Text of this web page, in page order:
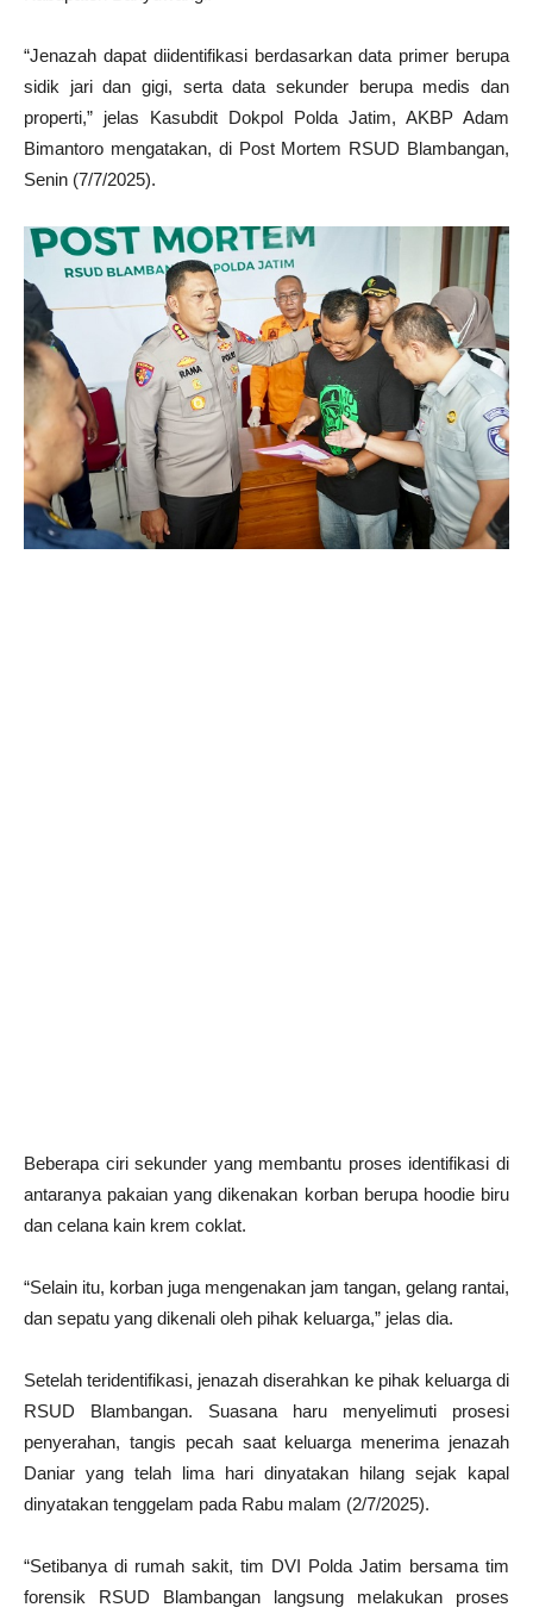
“Jenazah dapat diidentifikasi berdasarkan data primer berupa
sidik jari dan gigi, serta data sekunder berupa medis dan
properti,” jelas Kasubdit Dokpol Polda Jatim, AKBP Adam
Bimantoro mengatakan, di Post Mortem RSUD Blambangan,
Senin (7/7/2025).
Beberapa ciri sekunder yang membantu proses identifikasi di
antaranya pakaian yang dikenakan korban berupa hoodie biru
dan celana kain krem coklat.
“Selain itu, korban juga mengenakan jam tangan, gelang rantai,
dan sepatu yang dikenali oleh pihak keluarga,” jelas dia.
Setelah teridentifikasi, jenazah diserahkan ke pihak keluarga di
RSUD Blambangan. Suasana haru menyelimuti prosesi
penyerahan, tangis pecah saat keluarga menerima jenazah
Daniar yang telah lima hari dinyatakan hilang sejak kapal
dinyatakan tenggelam pada Rabu malam (2/7/2025).
“Setibanya di rumah sakit, tim DVI Polda Jatim bersama tim
forensik RSUD Blambangan langsung melakukan proses